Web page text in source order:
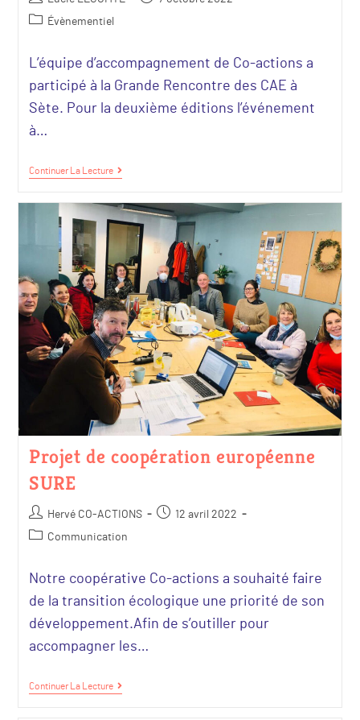
Évènementiel
L’équipe d’accompagnement de Co-actions a
participé à la Grande Rencontre des CAE à
Sète. Pour la deuxième éditions l’événement
à…
Continuer La Lecture
Projet de coopération européenne
SURE
Hervé CO-ACTIONS
12 avril 2022
Communication
Notre coopérative Co-actions a souhaité faire
de la transition écologique une priorité de son
développement.Afin de s’outiller pour
accompagner les…
Continuer La Lecture